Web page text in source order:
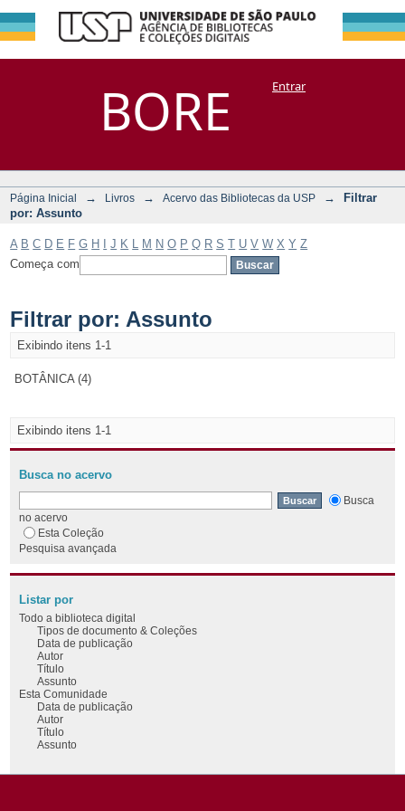
BORE
Filtrar por:
Assunto
DSpace/Manakin + CoriscoEntrar
Página Inicial → Livros → Acervo das Bibliotecas da USP →
Filtrar
por: Assunto
A B C D E F G H J K M N O P Q R S T U V W X Y Z
Começa com
Filtrar por: Assunto
Exibindo itens 1-1
BOTÂNICA (4)
Exibindo itens 1-1
Busca no acervo
Busca
no acervo
Esta Coleção
Pesquisa avançada
Listar por
Todo a biblioteca digital
Tipos de documento & Coleções
Data de publicação
Autor
Título
Assunto
Esta Comunidade
Data de publicação
Autor
Título
Assunto